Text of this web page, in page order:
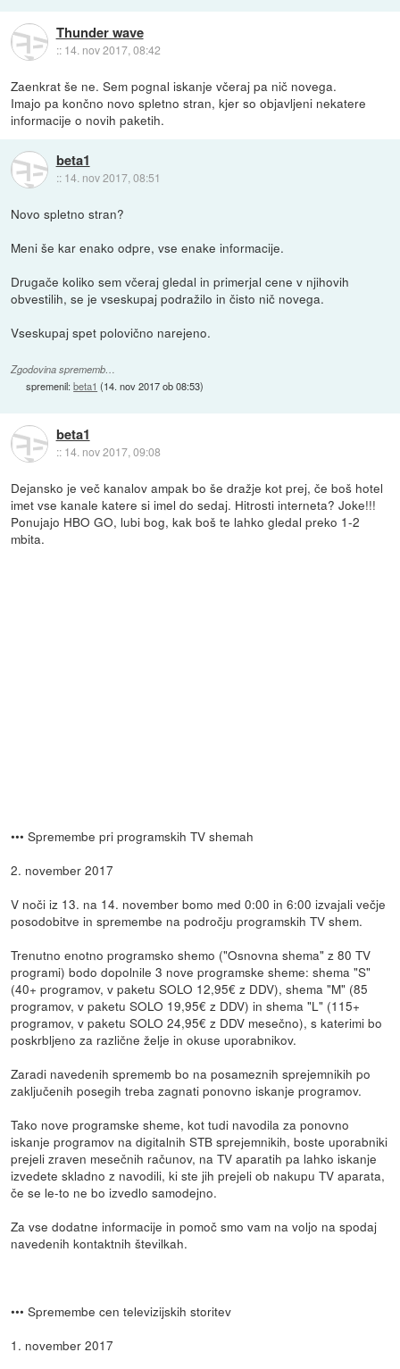
Thunder wave
:: 14. nov 2017, 08:42
Zaenkrat še ne. Sem pognal iskanje včeraj pa nič novega.
Imajo pa končno novo spletno stran, kjer so objavljeni nekatere
informacije o novih paketih.
beta1
:: 14. nov 2017, 08:51
Novo spletno stran?
Meni še kar enako odpre, vse enake informacije.
Drugače koliko sem včeraj gledal in primerjal cene v njihovih
obvestilih, se je vseskupaj podražilo in čisto nič novega.
Vseskupaj spet polovično narejeno.
Zgodovina sprememb…
spremenil:beta1 (14. nov 2017 ob 08:53)
beta1
:: 14. nov 2017, 09:08
Dejansko je več kanalov ampak bo še dražje kot prej, če boš hotel
imet vse kanale katere si imel do sedaj. Hitrosti interneta? Joke!!!
Ponujajo HBO GO, lubi bog, kak boš te lahko gledal preko 1-2
mbita.
••• Spremembe pri programskih TV shemah
2. november 2017
V noči iz 13. na 14. november bomo med 0:00 in 6:00 izvajali večje
posodobitve in spremembe na področju programskih TV shem.
Trenutno enotno programsko shemo ("Osnovna shema" z 80 TV
programi) bodo dopolnile 3 nove programske sheme: shema "S"
(40+ programov, v paketu SOLO 12,95€ z DDV), shema "M" (85
programov, v paketu SOLO 19,95€ z DDV) in shema "L" (115+
programov, v paketu SOLO 24,95€ z DDV mesečno), s katerimi bo
poskrbljeno za različne želje in okuse uporabnikov.
Zaradi navedenih sprememb bo na posameznih sprejemnikih po
zaključenih posegih treba zagnati ponovno iskanje programov.
Tako nove programske sheme, kot tudi navodila za ponovno
iskanje programov na digitalnih STB sprejemnikih, boste uporabniki
prejeli zraven mesečnih računov, na TV aparatih pa lahko iskanje
izvedete skladno z navodili, ki ste jih prejeli ob nakupu TV aparata,
če se le-to ne bo izvedlo samodejno.
Za vse dodatne informacije in pomoč smo vam na voljo na spodaj
navedenih kontaktnih številkah.
••• Spremembe cen televizijskih storitev
1. november 2017